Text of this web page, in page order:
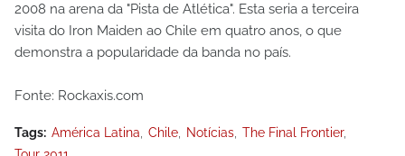
2008 na arena da "Pista de Atlética". Esta seria a terceira
visita do Iron Maiden ao Chile em quatro anos, o que
demonstra a popularidade da banda no país.
Fonte: Rockaxis.com
Tags: América Latina Chile Notícias The Final Frontier